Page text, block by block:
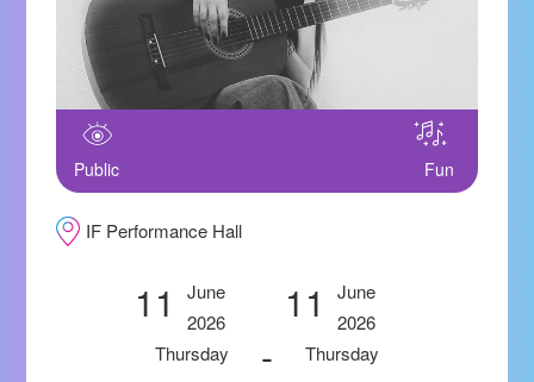
Public Fun
IF Performance Hall
11
June
2026
Thursday
-
11
June
2026
Thursday